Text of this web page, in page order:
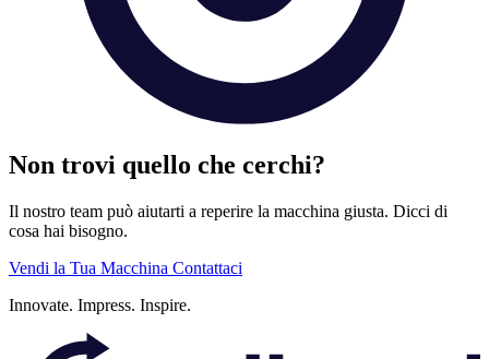
Non trovi quello che cerchi?
Il nostro team può aiutarti a reperire la macchina giusta. Dicci di
cosa hai bisogno.
Vendi la Tua Macchina Contattaci
Innovate. Impress. Inspire.